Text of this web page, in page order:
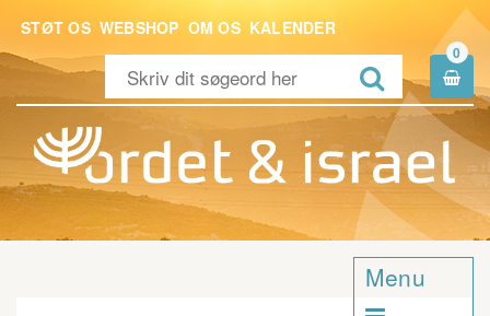
STØT OS WEBSHOP OM OS KALENDER

0

Menu